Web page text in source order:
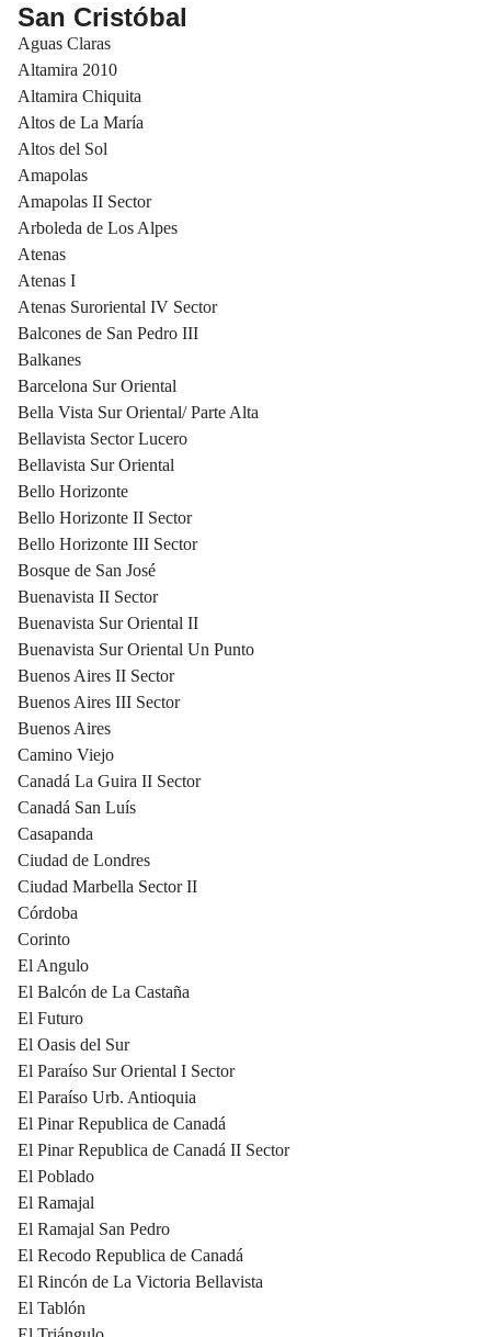
San Cristóbal
Aguas Claras
Altamira 2010
Altamira Chiquita
Altos de La María
Altos del Sol
Amapolas
Amapolas II Sector
Arboleda de Los Alpes
Atenas
Atenas I
Atenas Suroriental IV Sector
Balcones de San Pedro III
Balkanes
Barcelona Sur Oriental
Bella Vista Sur Oriental/ Parte Alta
Bellavista Sector Lucero
Bellavista Sur Oriental
Bello Horizonte
Bello Horizonte II Sector
Bello Horizonte III Sector
Bosque de San José
Buenavista II Sector
Buenavista Sur Oriental II
Buenavista Sur Oriental Un Punto
Buenos Aires II Sector
Buenos Aires III Sector
Buenos Aires
Camino Viejo
Canadá La Guira II Sector
Canadá San Luís
Casapanda
Ciudad de Londres
Ciudad Marbella Sector II
Córdoba
Corinto
El Angulo
El Balcón de La Castaña
El Futuro
El Oasis del Sur
El Paraíso Sur Oriental I Sector
El Paraíso Urb. Antioquia
El Pinar Republica de Canadá
El Pinar Republica de Canadá II Sector
El Poblado
El Ramajal
El Ramajal San Pedro
El Recodo Republica de Canadá
El Rincón de La Victoria Bellavista
El Tablón